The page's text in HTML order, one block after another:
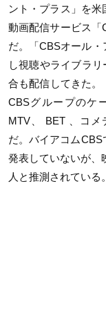
ント・プラス」を
動画配信サービス「
だ。「CBSオール
し視聴やライブラ
合も配信してきた。
CBSグループのケ
MTV、 BET 、コ
だ。バイアコム
発表していないが、
人と推測されている。